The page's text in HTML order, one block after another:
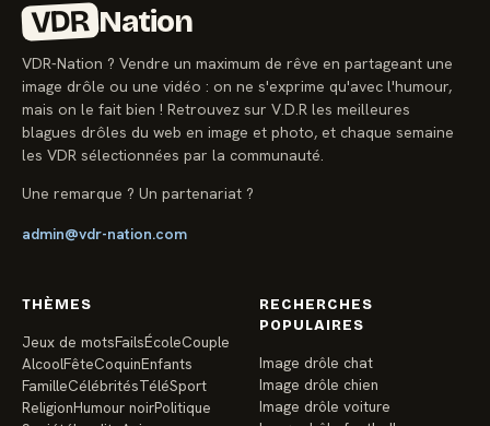
VDR Nation
VDR-Nation ? Vendre un maximum de rêve en partageant une
image drôle ou une vidéo : on ne s'exprime qu'avec l'humour,
mais on le fait bien ! Retrouvez sur V.D.R les meilleures
blagues drôles du web en image et photo, et chaque semaine
les VDR sélectionnées par la communauté.
Une remarque ? Un partenariat ?
admin@vdr-nation.com
THÈMES
Jeux de motsFailsÉcoleCouple
AlcoolFêteCoquinEnfants
FamilleCélébritésTéléSport
ReligionHumour noirPolitique
RECHERCHES
POPULAIRES
Image drôle chat
Image drôle chien
Image drôle voiture